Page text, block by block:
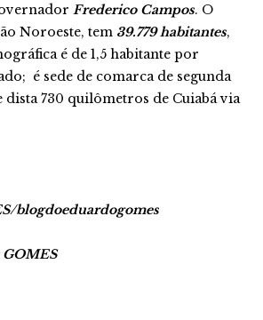
Frederico Campos. O
Noroeste, tem 39.779 habitantes,
é de 1,5 habitante por
é sede de comarca de segunda
dista 730 quilômetros de Cuiabá via
blogdoeduardogomes
GOMES